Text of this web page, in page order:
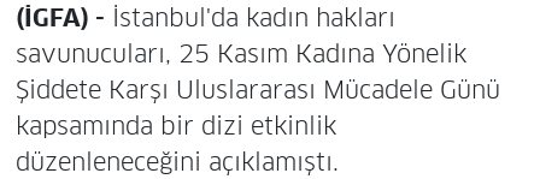
(İGFA) - İstanbul'da kadın hakları
savunucuları, 25 Kasım Kadına Yönelik
Şiddete Karşı Uluslararası Mücadele Günü
kapsamında bir dizi etkinlik
düzenleneceğini açıklamıştı.